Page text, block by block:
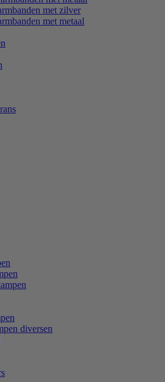
met zilver
met metaal
diversen